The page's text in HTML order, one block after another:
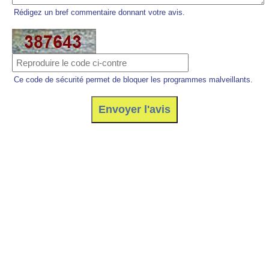
Rédigez un bref commentaire donnant votre avis.
Ce code de sécurité permet de bloquer les programmes malveillants.